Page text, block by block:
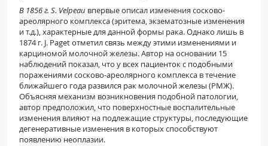
В 1856 г. S. Velpeau впервые описал измене­ния сосково-
ареолярного комплекса (эритема, экзематозные изменения
и т.д.), характерные для данной формы рака. Однако лишь в
1874 г. J. Paget отметил связь между этими изменениями и
кар­циномой молочной железы. Автор на основании 15
наблюдений показал, что у всех пациенток с подобными
поражениями сосково-ареолярного комплекса в течение
ближайшего года развился рак молочной железы (РМЖ).
Объясняя меха­низм возникновения подобной патологии,
автор предположил, что поверхностные воспалитель­ные
изменения влияют на подлежащие структу­ры, последующие
дегенеративные изменения в которых способствуют
появлению неоплазии.